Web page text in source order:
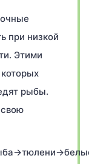
при низкой
Этими
рыбы.